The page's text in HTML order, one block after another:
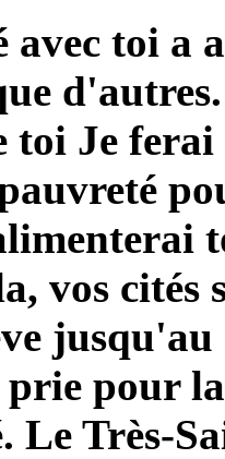
toi a
Je ferai
vos
jusqu'au
pour
Le Très-